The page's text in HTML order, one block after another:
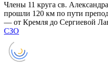
Члены 11 круга св.
прошли 120 км по пути
— от Кремля до Сергиевой
СЗО